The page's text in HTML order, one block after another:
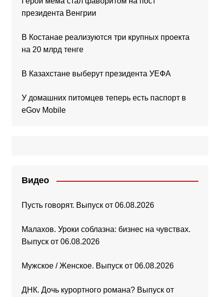
президента Венгрии
В Костанае реализуются три крупных проекта
на 20 млрд тенге
В Казахстане выберут президента УЕФА
У домашних питомцев теперь есть паспорт в
eGov Mobile
Видео
Пусть говорят. Выпуск от 06.08.2026
Малахов. Уроки соблазна: бизнес на чувствах.
Выпуск от 06.08.2026
Мужское / Женское. Выпуск от 06.08.2026
ДНК. Дочь курортного романа? Выпуск от